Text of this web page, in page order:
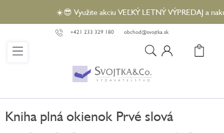
obsah
☀️😎 Využite akciu VEĽKÝ LETNÝ VÝPREDAJ a
+421 233 329 180 obchod@svojtka.sk
Kniha plná okienok Prvé slová